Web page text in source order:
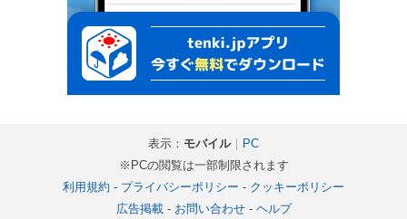
表示： モバイル｜ PC
※PCの閲覧は一部制限されます
利用規約 - プライバシーポリシー - クッキーポリシー
広告掲載- お問い合わせ- ヘルプ